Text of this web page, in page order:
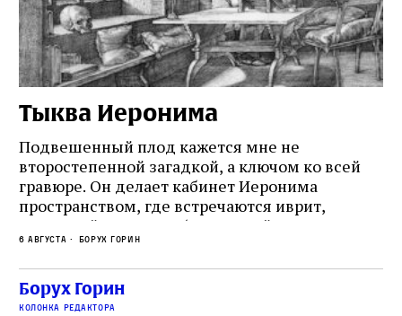
Тыква Иеронима
Подвешенный плод кажется мне не
второстепенной загадкой, а ключом ко всей
гравюре. Он делает кабинет Иеронима
пространством, где встречаются иврит,
греческий и латынь; буквальный смысл и
церковная традиция; филологическая
точность и понятность; переводчик,
убеждённый в необходимости исправления, и
читатель, воспринимающий исправление как
6 августа Борух Горин
Борух Горин
колонка редактора